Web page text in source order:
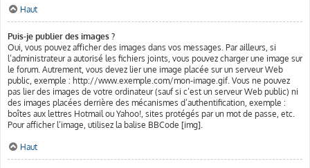
Haut
Puis-je publier des images ?
Oui, vous pouvez afficher des images dans vos messages. Par ailleurs, si
l’administrateur a autorisé les fichiers joints, vous pouvez charger une image sur
le forum. Autrement, vous devez lier une image placée sur un serveur Web
public, exemple : http://www.exemple.com/mon-image.gif. Vous ne pouvez
pas lier des images de votre ordinateur (sauf si c’est un serveur Web public) ni
des images placées derrière des mécanismes d’authentification, exemple :
boîtes aux lettres Hotmail ou Yahoo!, sites protégés par un mot de passe, etc.
Pour afficher l’image, utilisez la balise BBCode [img].
Haut